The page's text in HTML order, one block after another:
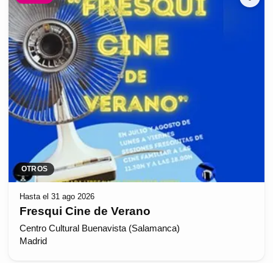
OTROS
Hasta el 31 ago 2026
Fresqui Cine de Verano
Centro Cultural Buenavista (Salamanca)
Madrid